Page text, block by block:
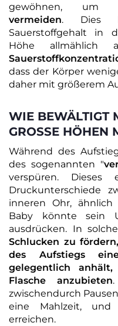
gewöhnen, um
vermeiden. Dies
Sauerstoffgehalt in
Höhe allmählich
dass der Körper
daher mit größerem
WIE BEWÄLTIGT
GROSSE HÖHEN
Während des
des sogenannten "
verspüren. Dieses
Druckunterschiede
inneren Ohr,
Baby könnte sein
ausdrücken. In
Schlucken zu
des Aufstiegs
gelegentlich
Flasche anzubieten
zwischendurch
eine Mahlzeit,
erreichen.